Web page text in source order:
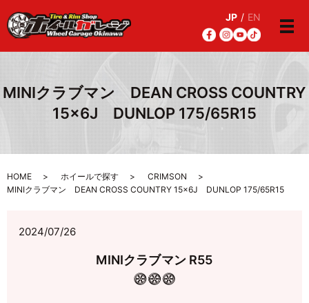
JP / EN
メ
MINIクラブマン DEAN CROSS COUNTRY
15×6J DUNLOP 175/65R15
HOME ホイールで探す
CRIMSON
MINIクラブマン DEAN CROSS COUNTRY 15×6J DUNLOP 175/65R15
2024/07/26
MINIクラブマン R55